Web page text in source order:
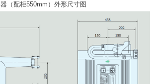
（配柜550mm）外形尺寸图